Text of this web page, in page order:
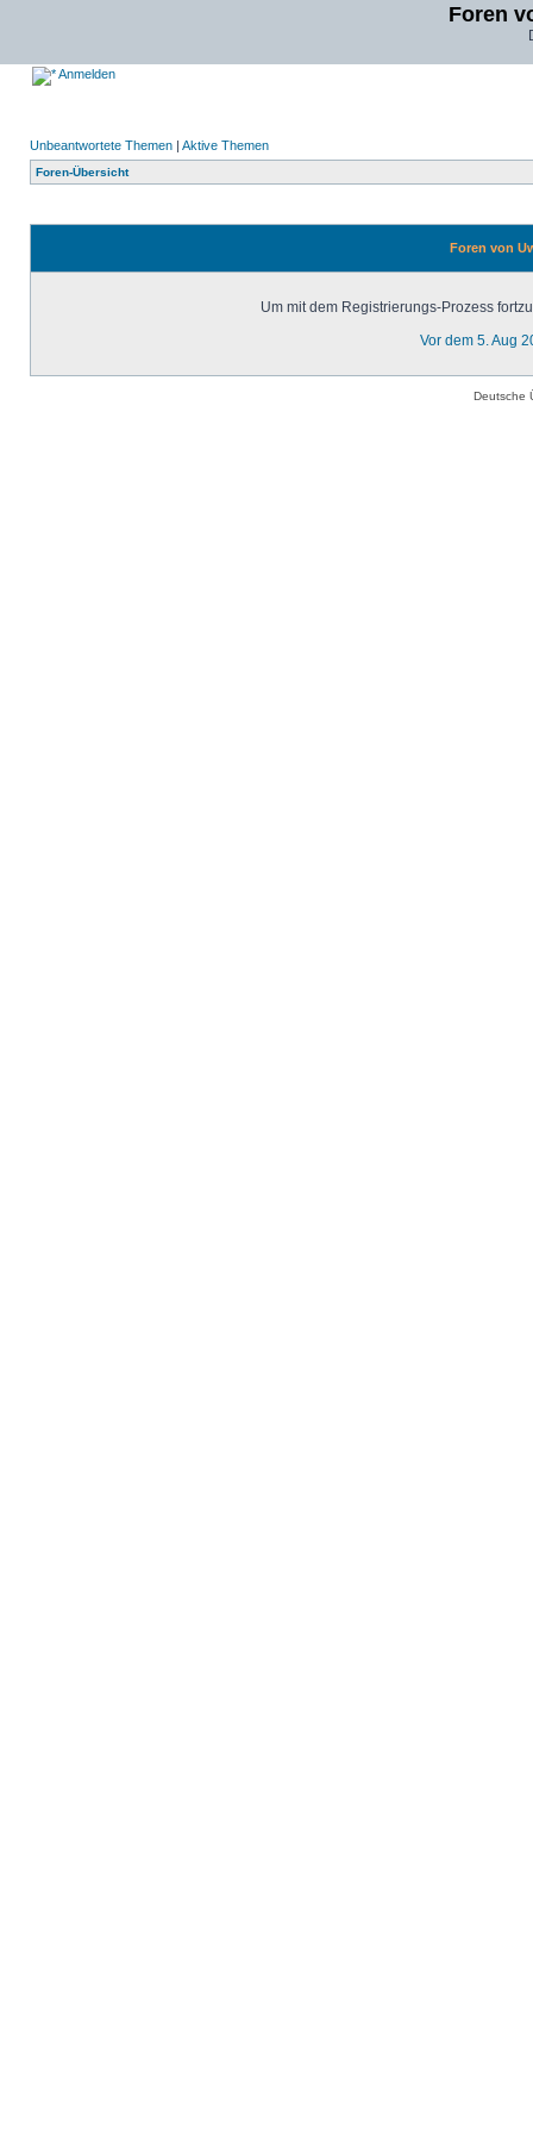
Foren
Anmelden
Unbeantwortete Themen | Aktive Themen
Foren-Übersicht
Foren von
Um mit dem Registrierungs-Prozess
Vor dem 5. Aug
Deutsche